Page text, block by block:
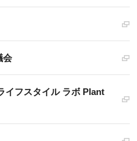
会
イフスタイル ラボ Plant